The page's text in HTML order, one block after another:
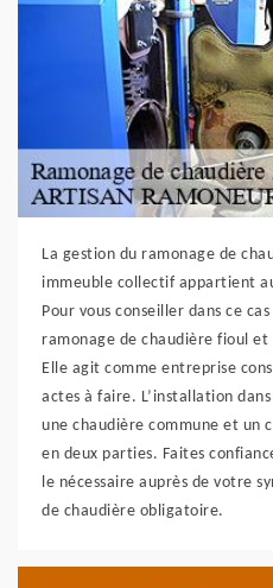
La gestion du ramonage de
immeuble collectif appartient
Pour vous conseiller dans ce
ramonage de chaudière fioul et
Elle agit comme entreprise
actes à faire. L’installation
une chaudière commune et un
en deux parties. Faites
le nécessaire auprès de votre
de chaudière obligatoire.